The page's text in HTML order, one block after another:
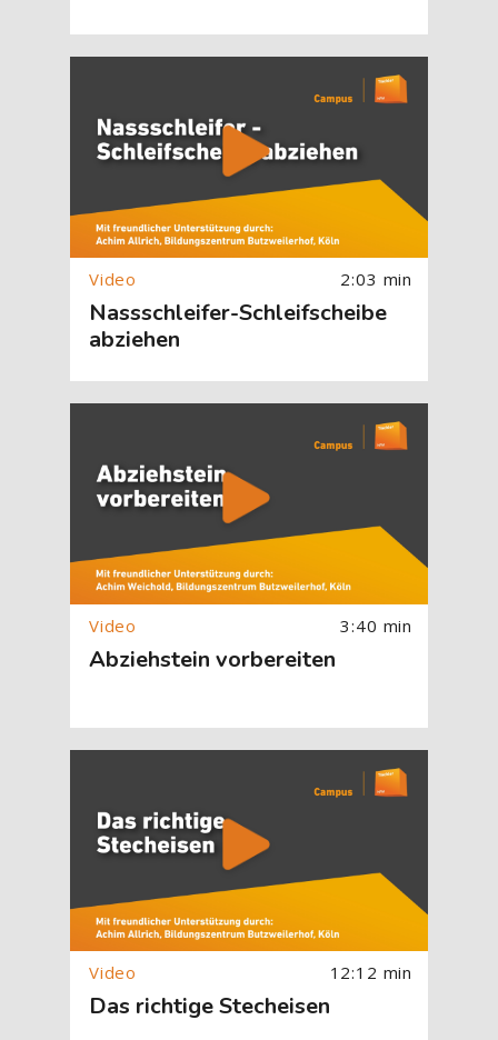
[Cocoon] About (Text with Image) überspringen
2:03 min
Nassschleifer-Schleifscheibe
abziehen
[Cocoon] About (Text with Image) überspringen
3:40 min
Abziehstein vorbereiten
[Cocoon] About (Text with Image) überspringen
12:12 min
Das richtige Stecheisen